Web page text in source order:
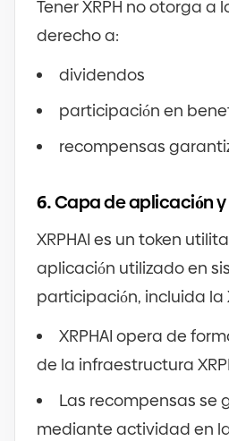
Tener XRPH no otorga a
derecho a:
dividendos
participación en
recompensas
6.Capa de aplicación y
XRPHAI es un token
aplicación utilizado en
participación, incluida la
XRPHAI opera de
de la infraestructura
Las recompensas se
mediante actividad en